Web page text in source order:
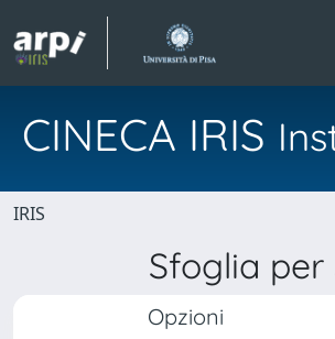
CINECA IRIS
IRIS
Sfoglia per
Opzioni